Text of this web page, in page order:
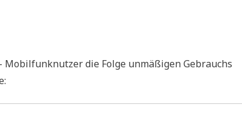
die Fol­ge unmä­ßi­gen Gebrauchs